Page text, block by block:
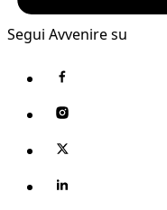
Segui Avvenire su